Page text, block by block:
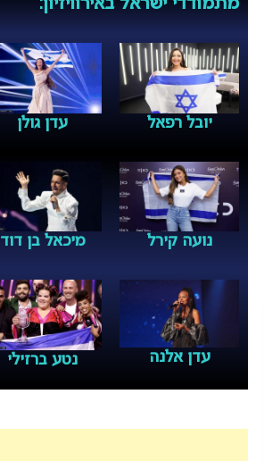
מתמודדי ישראל באירוויזיון:
יובל רפאל עדן גולן
נועה קירל מיכאל בן דוד
עדן אלנה נטע ברזילי